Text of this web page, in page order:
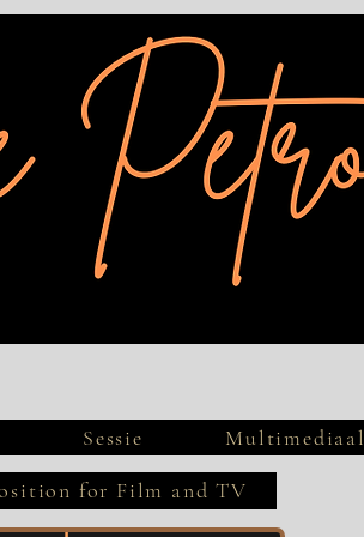
Sessie Multimediaal
for Film and TV